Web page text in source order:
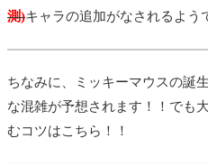
測)キャラの追加がなされるよう
ちなみに、ミッキーマウスの誕
な混雑が予想されます！！でも
むコツはこちら！！